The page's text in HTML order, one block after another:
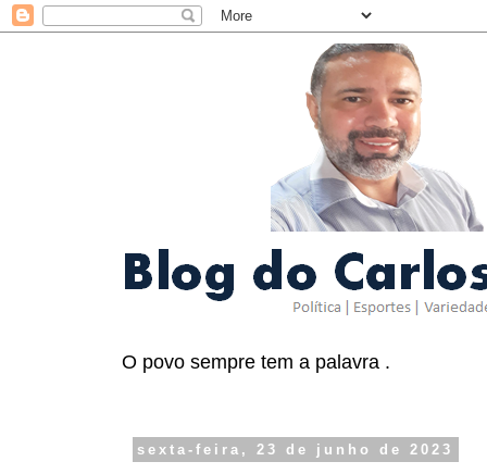
O povo sempre tem a palavra .
sexta-feira, 23 de junho de 2023